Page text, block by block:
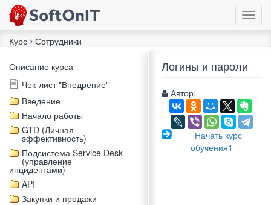
Курс Сотрудники
Описание курса
Чек-лист "Внедрение"
Введение
Начало работы
GTD (Личная
эффективность)
Подсистема Service Desk
(управление
инцидентами)
API
Закупки и продажи
Логины и пароли
Автор:
Начать курс
обучения1